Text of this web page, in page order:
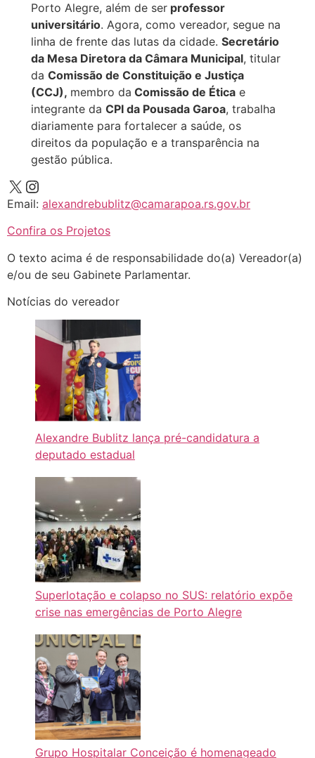
Porto Alegre, além de ser professor
universitário. Agora, como vereador, segue na
linha de frente das lutas da cidade.Secretário
da Mesa Diretora da Câmara Municipal, titular
daComissão de Constituição e Justiça
(CCJ), membro da Comissão de Ética e
integrante daCPI da Pousada Garoa, trabalha
diariamente para fortalecer a saúde, os
direitos da população e a transparência na
gestão pública.
Email: alexandrebublitz@camarapoa.rs.gov.br
Confira os Projetos
O texto acima é de responsabilidade do(a) Vereador(a)
e/ou de seu Gabinete Parlamentar.
Notícias do vereador
Alexandre Bublitz lança pré-candidatura a
deputado estadual
Superlotação e colapso no SUS: relatório expõe
crise nas emergências de Porto Alegre
Grupo Hospitalar Conceição é homenageado